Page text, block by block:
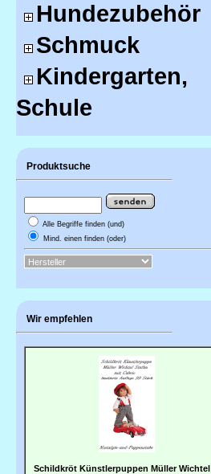
Hundezubehör
Schmuck
Kindergarten,
Schule
Produktsuche
Alle Begriffe finden (und)
Mind. einen finden (oder)
Wir empfehlen
Schildkröt Künstlerpuppen Müller Wichtel